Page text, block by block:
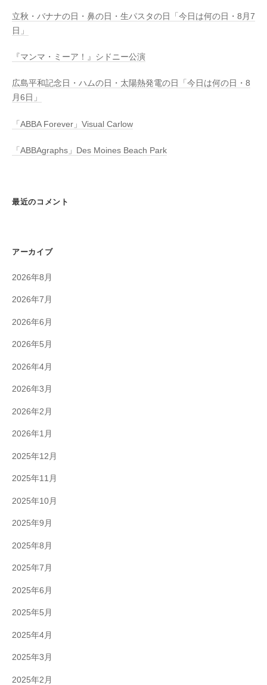
立秋・バナナの日・鼻の日・生パスタの日「今日は何の日・8月7
日」
『マンマ・ミーア！』シドニー公演
広島平和記念日・ハムの日・太陽熱発電の日「今日は何の日・8
月6日」
「ABBA Forever」Visual Carlow
「ABBAgraphs」Des Moines Beach Park
最近のコメント
アーカイブ
2026年8月
2026年7月
2026年6月
2026年5月
2026年4月
2026年3月
2026年2月
2026年1月
2025年12月
2025年11月
2025年10月
2025年9月
2025年8月
2025年7月
2025年6月
2025年5月
2025年4月
2025年3月
2025年2月